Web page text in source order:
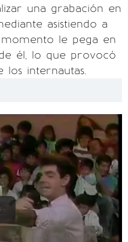
una grabación en
asistiendo a
le pega en
él, lo que provocó
los internautas.